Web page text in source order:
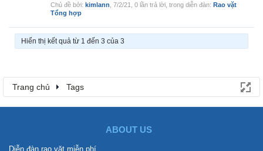
Chủ đề bởi: kimlann 7/2/21 , 0 lần trả lời, trong diễn đàn: Rao vặt
Tổng hợp
Hiển thị kết quả từ 1 đến 3 của 3
Trang chủ Tags
ABOUT US
Diễn đàn rao vặt miễn phí